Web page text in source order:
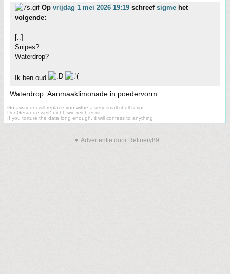
Op vrijdag 1 mei 2026 19:19 schreef sigme het
volgende:
[..]
Snipes?
Waterdrop?
Ik ben oud
Waterdrop. Aanmaaklimonade in poedervorm.
Go away or i will replace you withe a very small shell script.
Der Gesunde weiß nicht, wie reich er ist.
If you torture the data long enough, it will confess to anything.
▼ Advertentie door Refinery89